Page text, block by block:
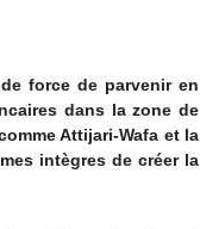
force de parvenir en
dans la zone de
Attijari-Wafa et la
intègres de créer la